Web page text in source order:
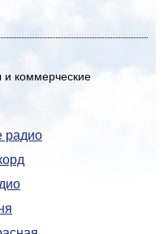
и коммерческие
радио